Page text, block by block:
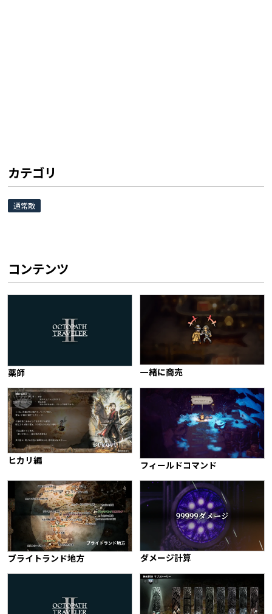
カテゴリ
通常敵
コンテンツ
薬師 一緒に商売
ヒカリ編 フィールドコマンド
ブライトランド地方 ダメージ計算